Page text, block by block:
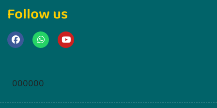
Follow us
000000